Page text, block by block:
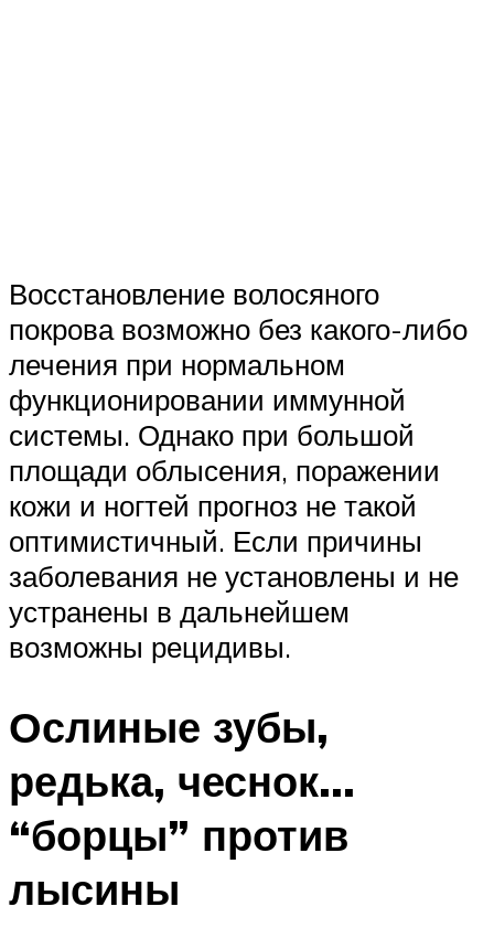
Восстановление волосяного
покрова возможно без какого-либо
лечения при нормальном
функционировании иммунной
системы. Однако при большой
площади облысения, поражении
кожи и ногтей прогноз не такой
оптимистичный. Если причины
заболевания не установлены и не
устранены в дальнейшем
возможны рецидивы.
Ослиные зубы,
редька, чеснок…
“борцы” против
лысины